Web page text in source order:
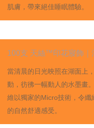
肌膚，帶來絕佳睡眠體驗。
100支 天絲™印花寢飾｜
當清晨的日光映照在湖面上
動，彷彿一幅動人的水墨畫
維以獨家的Micro技術，令纖
的自然舒適感受。